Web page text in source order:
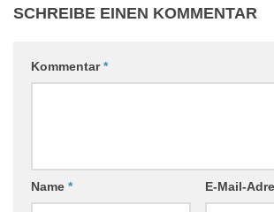
SCHREIBE EINEN KOMMENTAR
Kommentar*
Name * E-Mail-